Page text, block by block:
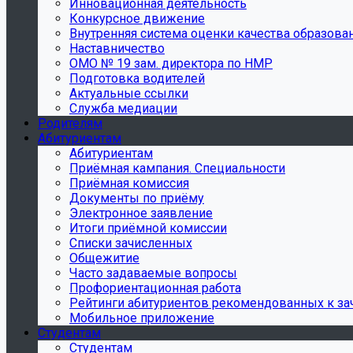
Инновационная деятельность
Конкурсное движение
Внутренняя система оценки качества
Наставничество
ОМО № 19 зам. директора по НМР
Подготовка водителей
Актуальные ссылки
Служба медиации
Родителям
Абитуриентам
Абитуриентам
Приёмная кампания. Специальности
Приёмная комиссия
Документы по приёму
Электронное заявление
Итоги приёмной комиссии
Списки зачисленных
Общежитие
Часто задаваемые вопросы
Профориентационная работа
Рейтинги абитуриентов рекомендованных к
Мобильное приложение
Студентам
Студентам